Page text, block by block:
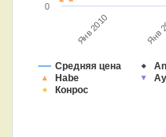
Средняя цена
Habe
Конрос
Янв 2010 Янв
0